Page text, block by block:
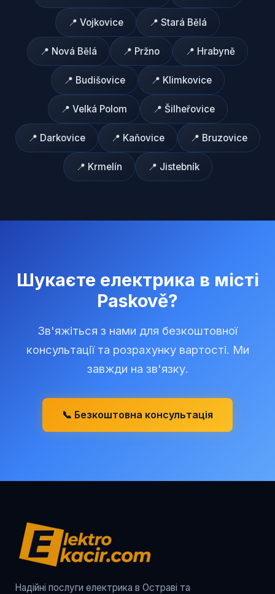
📍 Vojkovice 📍 Stará Bělá
📍 Nová Bělá 📍 Pržno 📍 Hrabyně
📍 Budišovice 📍 Klimkovice
📍 Velká Polom 📍 Šilheřovice
📍 Darkovice 📍 Kaňovice 📍 Bruzovice
📍 Krmelín 📍 Jistebník
Шукаєте електрика в місті
Paskově?
Зв'яжіться з нами для безкоштовної
консультації та розрахунку вартості. Ми
завжди на зв'язку.
📞 Безкоштовна консультація
Надійні послуги електрика в Остраві та